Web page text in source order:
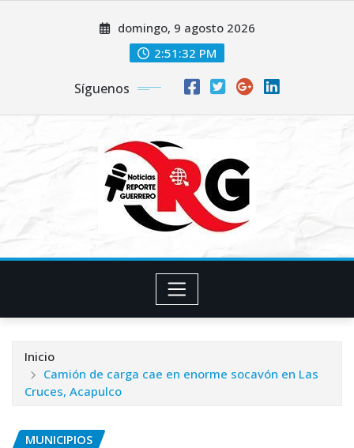
domingo, 9 agosto 2026
2:51:33 PM
Síguenos
Inicio
Camión de carga cae en enorme socavón en Las
Cruces, Acapulco
MUNICIPIOS